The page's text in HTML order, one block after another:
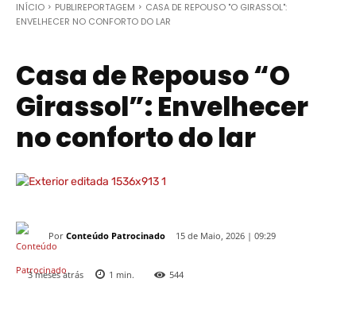
INÍCIO PUBLIREPORTAGEM
CASA DE REPOUSO "O GIRASSOL":
ENVELHECER NO CONFORTO DO LAR
Casa de Repouso “O
Girassol”: Envelhecer
no conforto do lar
Por Conteúdo Patrocinado 15 de Maio, 2026 | 09:29
3 meses atrás 1 min. 544